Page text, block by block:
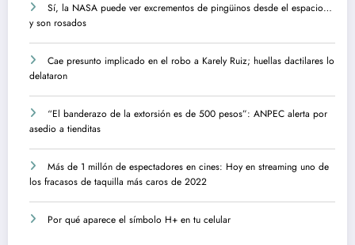
Sí, la NASA puede ver excrementos de pingüinos desde el espacio…
y son rosados
Cae presunto implicado en el robo a Karely Ruiz; huellas dactilares lo
delataron
“El banderazo de la extorsión es de 500 pesos”: ANPEC alerta por
asedio a tienditas
Más de 1 millón de espectadores en cines: Hoy en streaming uno de
los fracasos de taquilla más caros de 2022
Por qué aparece el símbolo H+ en tu celular